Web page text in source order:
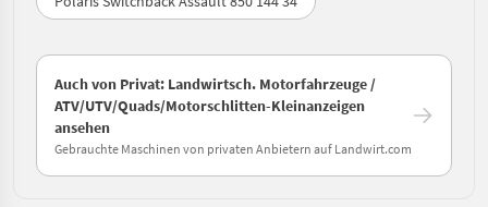
Auch von Privat: Landwirtsch. Motorfahrzeuge /
ATV/UTV/Quads/Motorschlitten-Kleinanzeigen
ansehen
Gebrauchte Maschinen von privaten Anbietern auf Landwirt.com